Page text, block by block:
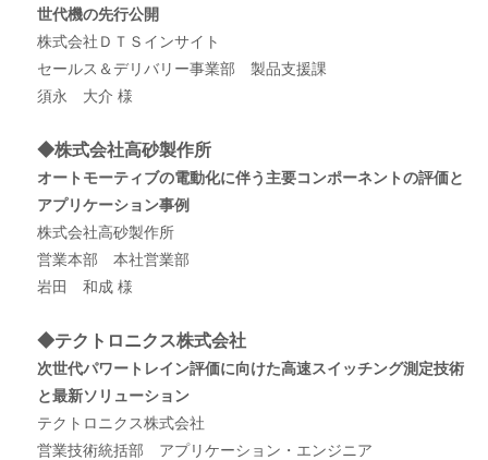
世代機の先行公開
株式会社ＤＴＳインサイト
セールス＆デリバリー事業部 製品支援課
須永 大介 様
◆株式会社高砂製作所
オートモーティブの電動化に伴う主要コンポーネントの評価と
アプリケーション事例
株式会社高砂製作所
営業本部 本社営業部
岩田 和成 様
◆テクトロニクス株式会社
次世代パワートレイン評価に向けた高速スイッチング測定技術
と最新ソリューション
テクトロニクス株式会社
営業技術統括部 アプリケーション・エンジニア